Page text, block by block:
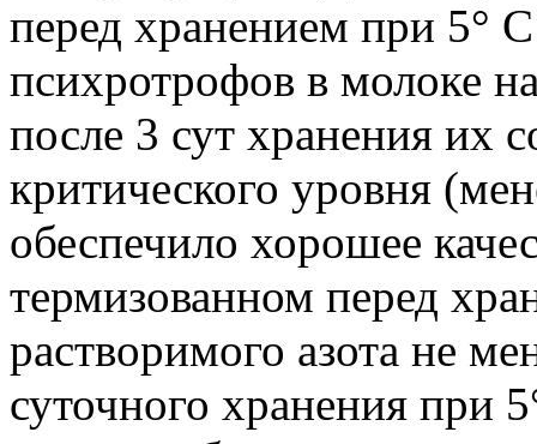
перед хранением при 5°
психротрофов в молоке
после 3 сут хранения их
критического уровня
обеспечило хорошее
термизованном перед
растворимого азота не
суточного хранения при